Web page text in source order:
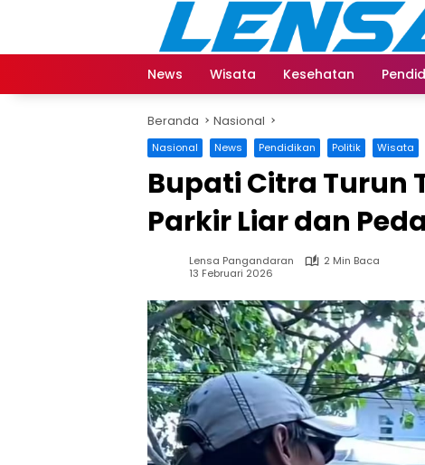
News
Wisata Kesehatan
Beranda Nasional
Nasional News Pendidikan Politik Wisata
Bupati Citra Turun
Parkir Liar dan
Lensa Pangandaran
2 Min Baca
13 Februari 2026